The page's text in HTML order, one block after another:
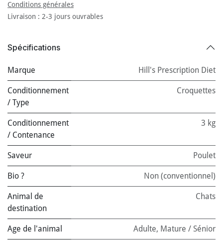
Conditions générales
Livraison : 2-3 jours ouvrables
Spécifications
Marque Hill's Prescription Diet
Conditionnement
/ Type
Croquettes
Conditionnement
/ Contenance
3 kg
Saveur Poulet
Bio ? Non (conventionnel)
Animal de
destination
Chats
Age de l'animal Adulte, Mature / Sénior